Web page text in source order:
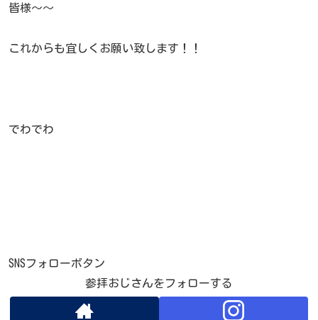
皆様〜〜
これからも宜しくお願い致します！！
でわでわ
SNSフォローボタン
参拝おじさんをフォローする